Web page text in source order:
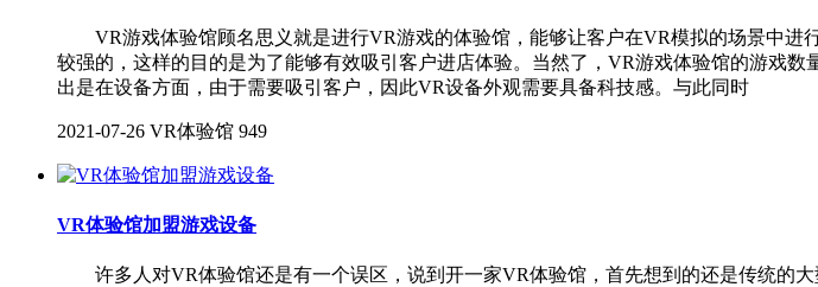
VR游戏体验馆顾名思义就是进行VR游戏的体验馆，能够让客户在VR模拟的场景中进
较强的，这样的目的是为了能够有效吸引客户进店体验。当然了，VR游戏体验馆的游
出是在设备方面，由于需要吸引客户，因此VR设备外观需要具备科技感。与此同时
2021-07-26 VR体验馆 949
VR体验馆加盟游戏设备
许多人对VR体验馆还是有一个误区，说到开一家VR体验馆，首先想到的还是传统的